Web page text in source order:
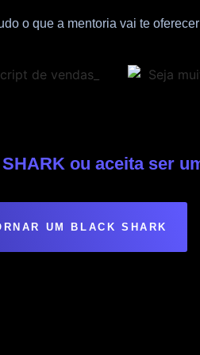
o que a mentoria vai te
ou aceita ser
UM BLACK SHARK